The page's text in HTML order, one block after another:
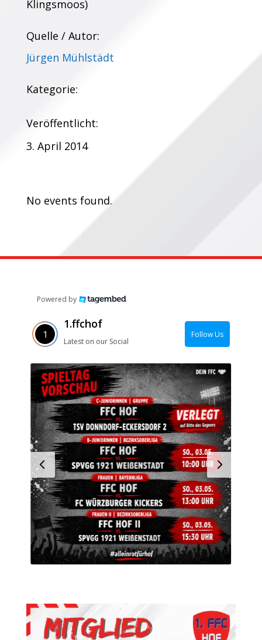
Klingsmoos)
Quelle / Autor:
Jürgen Mühlstädt
Kategorie:
Veröffentlicht:
3. April 2014
No events found.
Powered by
1.ffchof
Latest on our Social
Follow Us